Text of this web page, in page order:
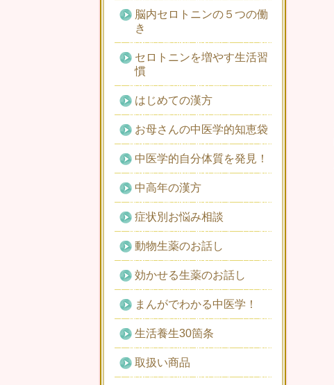
脳内セロトニンの５つの働
き
セロトニンを増やす生活習
慣
はじめての漢方
お母さんの中医学的知恵袋
中医学的自分体質を発見！
中高年の漢方
症状別お悩み相談
動物生薬のお話し
効かせる生薬のお話し
まんがでわかる中医学！
生活養生30箇条
取扱い商品